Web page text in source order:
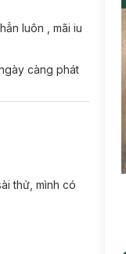
luôn , mãi iu
càng phát
thử, mình có